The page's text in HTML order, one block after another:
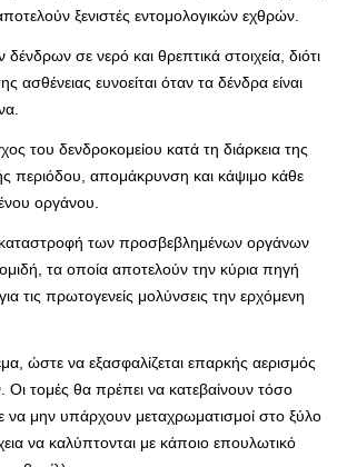
ξενιστές εντομολογικών εχθρών.
σε νερό και θρεπτικά στοιχεία, διότι
ασθένειας ευνοείται όταν τα δένδρα είναι
του δενδροκομείου κατά τη διάρκεια της
περιόδου, απομάκρυνση και κάψιμο κάθε
οργάνου.
των προσβεβλημένων οργάνων
τα οποία αποτελούν την κύρια πηγή
τις πρωτογενείς μολύνσεις την ερχόμενη
ώστε να εξασφαλίζεται επαρκής αερισμός
τομές θα πρέπει να κατεβαίνουν τόσο
να μην υπάρχουν μεταχρωματισμοί στο ξύλο
να καλύπτονται με κάποιο επουλωτικό